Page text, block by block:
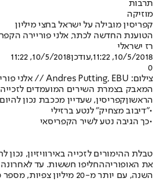
תרבות
מוזיקה
קפריסין מובילה על ישראל בחצי מיליון
הטוענת החדשה לכתר, אלני פוריירה
רז ישראלי
10/5/2018, 11:22
,עודכן10/5/2018, 11:22
0
צילום: Andres Putting, EBU // אלני פוריירה
המאבק בצמרת השירים המועמדים לזכייה
הראשוןקפריסין, שעדיין מככבת נכון
•"דיבוב מצחיק" לנטע ברזילי
•כך הגיבה נטע לשיר הקפריסאי
טבלת ההימורים לזכייה באירוויזיון, נכון לתאריך 10.5.18 //
את האופוריה
השנה, עם יותר מ-20 מיליון צפיות, מספר מרשים ביותר לכל דבר ועניין. אלא שכאמור, הקלפים נטרפו ביום הפתיחה הרשמי של התחרות וגם הנתונים החדשים לא מעודדים במיוחד.